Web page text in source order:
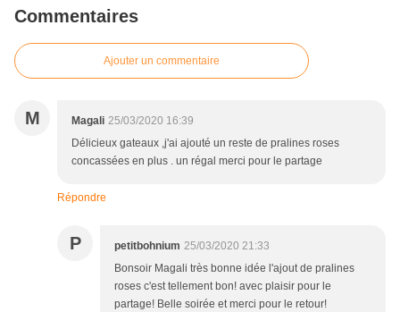
Commentaires
Ajouter un commentaire
M Magali 25/03/2020 16:39
Délicieux gateaux ,j'ai ajouté un reste de pralines roses
concassées en plus . un régal merci pour le partage
Répondre
P petitbohnium 25/03/2020 21:33
Bonsoir Magali très bonne idée l'ajout de pralines
roses c'est tellement bon! avec plaisir pour le
partage! Belle soirée et merci pour le retour!